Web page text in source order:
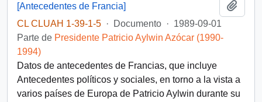
[Antecedentes de Francia]
CL CLUAH 1-39-1-5 · Documento · 1989-09-01
Parte de Presidente Patricio Aylwin Azócar (1990-
1994)
Datos de antecedentes de Francias, que incluye
Antecedentes políticos y sociales, en torno a la vista a
varios países de Europa de Patricio Aylwin durante su